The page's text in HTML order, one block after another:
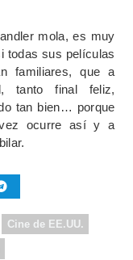
mola, es muy
todas sus películas
familiares, que a
tanto final feliz,
tan bien… porque
ocurre así y a
Cine de EE.UU.